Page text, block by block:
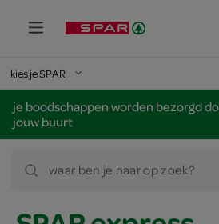
kies je SPAR
je boodschappen worden bezorgd
jouw buurt
waar ben je naar op zoek?